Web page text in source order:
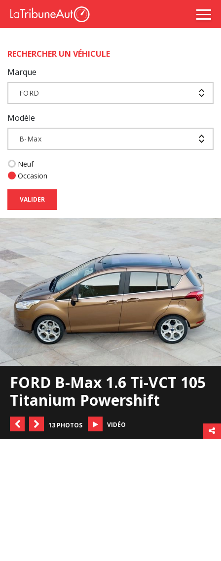
RECHERCHER UN VÉHICULE
Marque
FORD
Modèle
B-Max
Neuf
Occasion
VALIDER
FORD B-Max 1.6 Ti-VCT 105
Titanium Powershift
13 PHOTOS VIDÉO